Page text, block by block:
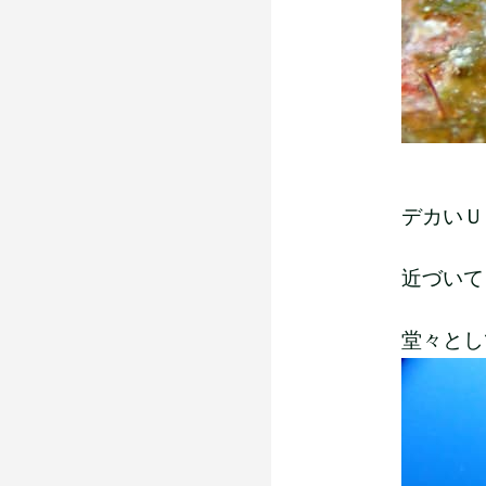
デカい
近づい
堂々と